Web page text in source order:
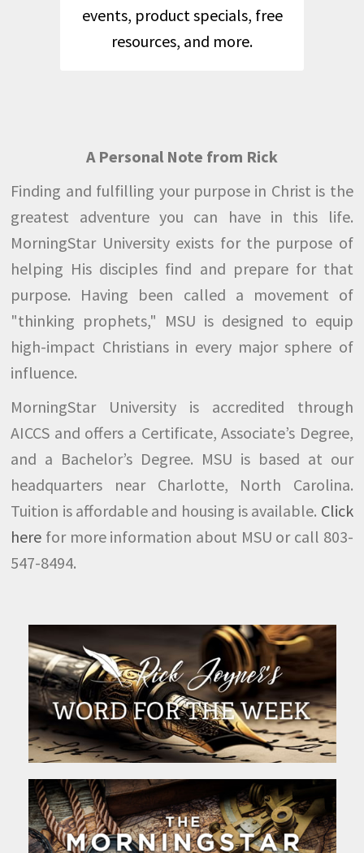
events, product specials, free
resources, and more.
A Personal Note from Rick
Finding and fulfilling your purpose in Christ is the
greatest adventure you can have in this life.
MorningStar University exists for the purpose of
helping His disciples find and prepare for that
purpose. Having been called a movement of
"thinking prophets," MSU is designed to equip
high-impact Christians in every major sphere of
influence.
MorningStar University is accredited through
AICCS and offers a Certificate, Associate’s Degree,
and a Bachelor’s Degree. MSU is based at our
headquarters near Charlotte, North Carolina.
Tuition is affordable and housing is available. Click
here for more information about MSU or call 803-
547-8494.